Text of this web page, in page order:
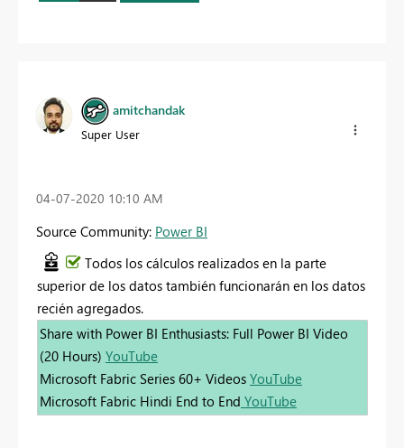
amitchandak
Super User
‎04-07-2020 10:10 AM
Source Community: Power BI
Todos los cálculos realizados en la parte
superior de los datos también funcionarán en los datos
recién agregados.
Share with Power BI Enthusiasts: Full Power BI Video
(20 Hours) YouTube
Microsoft Fabric Series 60+ Videos YouTube
Microsoft Fabric Hindi End to End YouTube